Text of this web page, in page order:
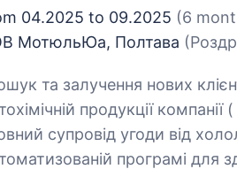
04.2025 to 09.2025 (6
МотюльЮа, Полтава
та залучення нових
продукції
супровід угоди від
програмі для